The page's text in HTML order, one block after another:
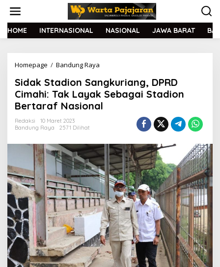
t
HOME INTERNASIONAL NASIONAL JAWA BARAT
Homepage / Bandung Raya
d
a
k
S
i
o
n
S
a
g
k
u
r
i
a
n
g
Sidak Stadion Sangkuriang, DPRD
Cimahi: Tak Layak Sebagai Stadion
Bertaraf Nasional
Redaksi
10 Maret 2023
Bandung Raya
2571 Dilihat